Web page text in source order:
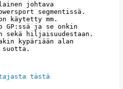
johtava
segmentissä.
käytetty mm.
GP:ssä ja se onkin
sekä hiljaisuudestaan.
kypäriään alan
tästä